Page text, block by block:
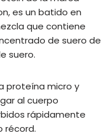
es un batido en
que contiene
de suero de
suero.
proteína micro y
al cuerpo
rápidamente
récord.